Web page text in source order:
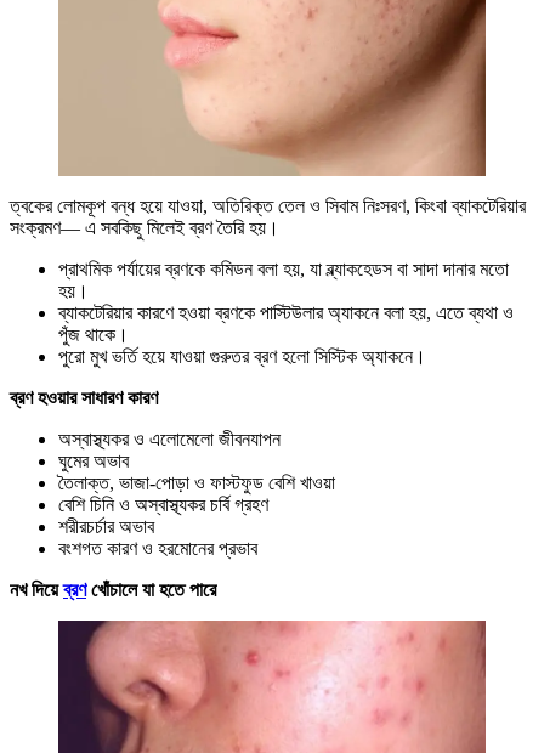
ত্বকের লোমকূপ বন্ধ হয়ে যাওয়া, অতিরিক্ত তেল ও সিবাম নিঃসরণ, কিংবা ব্যাকটেরিয়ার
সংক্রমণ— এ সবকিছু মিলেই ব্রণ তৈরি হয়।
প্রাথমিক পর্যায়ের ব্রণকে কমিডন বলা হয়, যা ব্ল্যাকহেডস বা সাদা দানার মতো
হয়।
ব্যাকটেরিয়ার কারণে হওয়া ব্রণকে পাস্টিউলার অ্যাকনে বলা হয়, এতে ব্যথা ও
পুঁজ থাকে।
পুরো মুখ ভর্তি হয়ে যাওয়া গুরুতর ব্রণ হলো সিস্টিক অ্যাকনে।
ব্রণ হওয়ার সাধারণ কারণ
অস্বাস্থ্যকর ও এলোমেলো জীবনযাপন
ঘুমের অভাব
তৈলাক্ত, ভাজা-পোড়া ও ফাস্টফুড বেশি খাওয়া
বেশি চিনি ও অস্বাস্থ্যকর চর্বি গ্রহণ
শরীরচর্চার অভাব
বংশগত কারণ ও হরমোনের প্রভাব
নখ দিয়েব্রণখোঁচালে যা হতে পারে